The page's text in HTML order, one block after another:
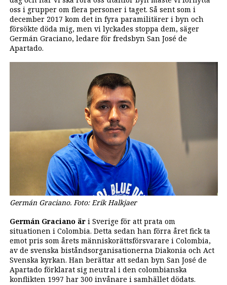
oss i grupper om flera personer i taget. Så sent som i
december 2017 kom det in fyra paramilitärer i byn och
försökte döda mig, men vi lyckades stoppa dem, säger
Germán Graciano, ledare för fredsbyn San José de
Apartado.
Germán Graciano. Foto: Erik Halkjaer
Germán Graciano äri Sverige för att prata om
situationen i Colombia. Detta sedan han förra året fick ta
emot pris som årets människorättsförsvarare i Colombia,
av de svenska biståndsorganisationerna Diakonia och Act
Svenska kyrkan. Han berättar att sedan byn San José de
Apartado förklarat sig neutral i den colombianska
konflikten 1997 har 300 invånare i samhället dödats.